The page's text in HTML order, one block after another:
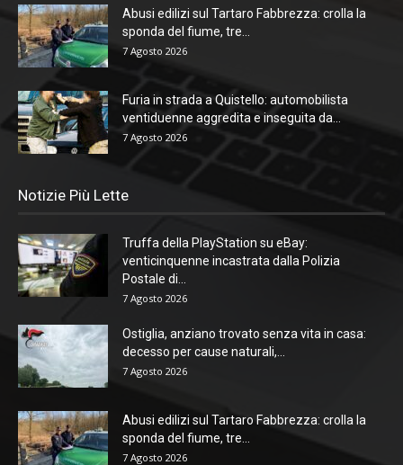
Abusi edilizi sul Tartaro Fabbrezza: crolla la
sponda del fiume, tre...
7 Agosto 2026
Furia in strada a Quistello: automobilista
ventiduenne aggredita e inseguita da...
7 Agosto 2026
Notizie Più Lette
Truffa della PlayStation su eBay:
venticinquenne incastrata dalla Polizia
Postale di...
7 Agosto 2026
Ostiglia, anziano trovato senza vita in casa:
decesso per cause naturali,...
7 Agosto 2026
Abusi edilizi sul Tartaro Fabbrezza: crolla la
sponda del fiume, tre...
7 Agosto 2026